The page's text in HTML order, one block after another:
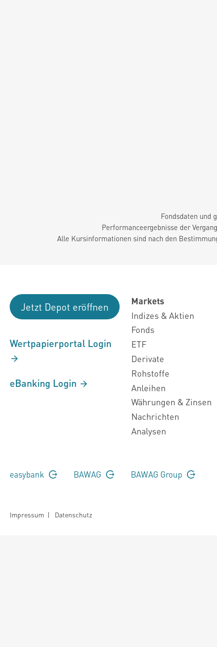
Fondsdaten und
Performanceergebnisse der
Alle Kursinformationen sind nach den
Jetzt Depot eröffnen
Wertpapierportal Login
eBanking Login
Markets
Indizes & Aktien
Fonds
ETF
Derivate
Rohstoffe
Anleihen
Währungen & Zinsen
Nachrichten
Analysen
easybank BAWAG BAWAG Group
Impressum | Datenschutz